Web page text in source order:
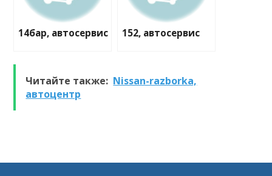
14бар, автосервис 152, автосервис
Читайте также: Nissan-razborka,
автоцентр